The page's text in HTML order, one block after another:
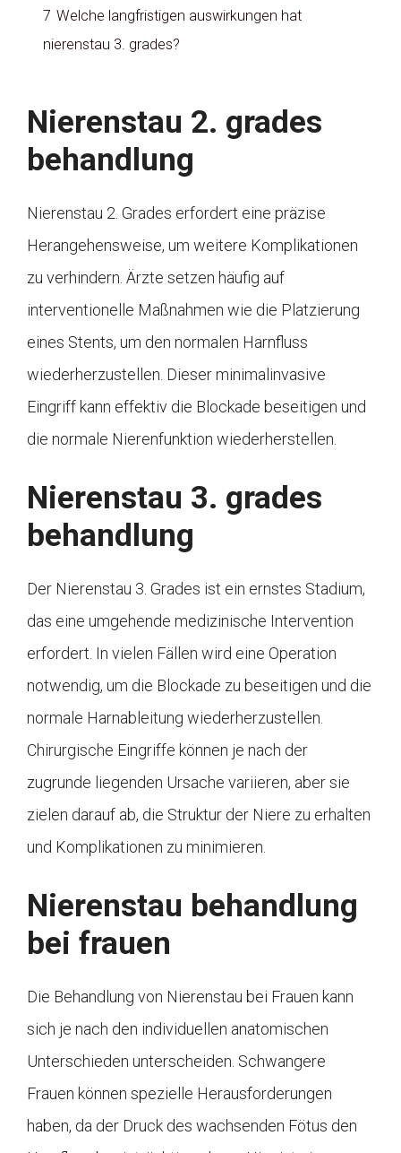
7 Welche langfristigen auswirkungen hat
nierenstau 3. grades?
Nierenstau 2. grades
behandlung
Nierenstau 2. Grades erfordert eine präzise
Herangehensweise, um weitere Komplikationen
zu verhindern. Ärzte setzen häufig auf
interventionelle Maßnahmen wie die Platzierung
eines Stents, um den normalen Harnfluss
wiederherzustellen. Dieser minimalinvasive
Eingriff kann effektiv die Blockade beseitigen und
die normale Nierenfunktion wiederherstellen.
Nierenstau 3. grades
behandlung
Der Nierenstau 3. Grades ist ein ernstes Stadium,
das eine umgehende medizinische Intervention
erfordert. In vielen Fällen wird eine Operation
notwendig, um die Blockade zu beseitigen und die
normale Harnableitung wiederherzustellen.
Chirurgische Eingriffe können je nach der
zugrunde liegenden Ursache variieren, aber sie
zielen darauf ab, die Struktur der Niere zu erhalten
und Komplikationen zu minimieren.
Nierenstau behandlung
bei frauen
Die Behandlung von Nierenstau bei Frauen kann
sich je nach den individuellen anatomischen
Unterschieden unterscheiden. Schwangere
Frauen können spezielle Herausforderungen
haben, da der Druck des wachsenden Fötus den